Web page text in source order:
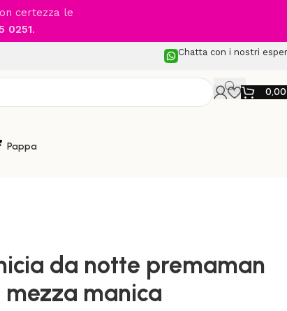
certezza le
0251.
Chatta con i nostri
Pappa
da notte premaman
manica